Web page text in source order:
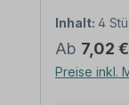
Ø 200 mm
Ø 300 mm
Ø 400
Ø 500 mm
Inhalt: 4
Regulärer
Ab 7,02 €
Preise inkl.